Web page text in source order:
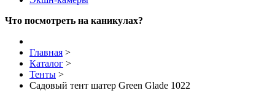
Что посмотреть на каникулах?
Главная >
Каталог >
Тенты >
Садовый тент шатер Green Glade 1022